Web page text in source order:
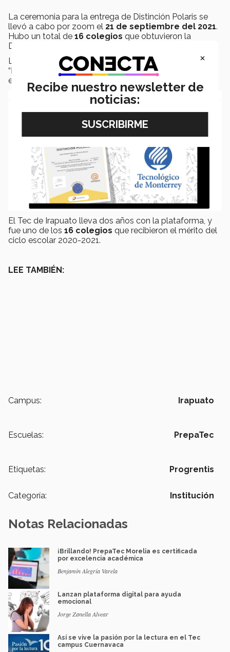
La ceremonia para la entrega de Distinción Polaris se
llevó a cabo por zoom el 21 de septiembre del 2021.
Hubo un total de 16 colegios que obtuvieron la
Distinción Polaris este año.
Los alumnos irapuatenses trabajaron en el nivel de
“Élite
” de Progrentis, enfocado principalmente en
estudiantes de preparatoria.
El Tec de Irapuato lleva dos años con la plataforma, y
fue uno de los 16 colegios que recibieron el mérito del
ciclo escolar 2020-2021.
LEE TAMBIÉN:
Campus: Irapuato
Escuelas: PrepaTec
Etiquetas: Progrentis
Categoría: Institución
Notas Relacionadas
¡Brillando! PrepaTec Morelia es certificada
por excelencia académica
Benjamín Alegría Varela
Lanzan plataforma digital para ayuda
emocional
Jorge Zanella Alvear
Así se vive la pasión por la lectura en el Tec
campus Cuernavaca
×
Recibe nuestro newsletter de
noticias: